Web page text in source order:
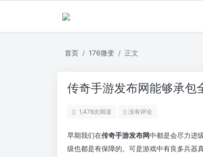
首页 176微变 正文
传奇手游发布网能够承包
1,478次阅读 没有评论
早期我们在传奇手游发布网中都是会尽力进
级也都是有保障的。可是游戏中有良多兵器